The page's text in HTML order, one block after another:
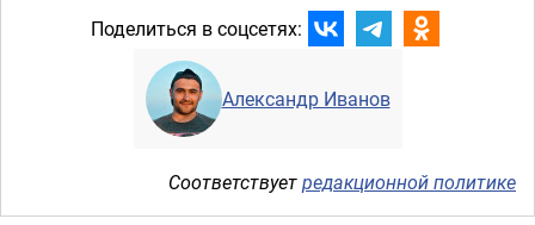
Поделиться в соцсетях:
Александр Иванов
Соответствуетредакционной политике